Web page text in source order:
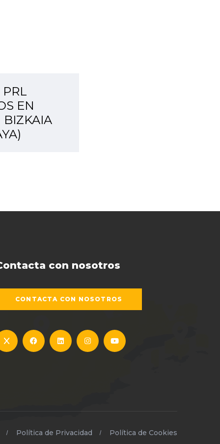
PRL
EN
BIZKAIA
con nosotros
CONTACTA CON NOSOTROS
Política de Privacidad Política de Cookies